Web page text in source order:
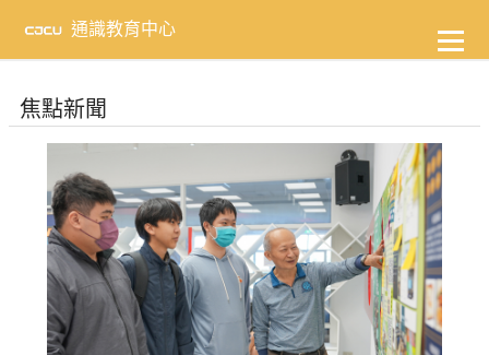
主
容
通識教育中心
焦點新聞